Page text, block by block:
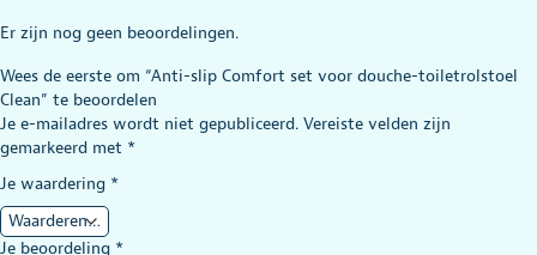
Er zijn nog geen beoordelingen.
Wees de eerste om “Anti-slip Comfort set voor douche-toiletrolstoel
Clean” te beoordelen
Je e-mailadres wordt niet gepubliceerd. Vereiste velden zijn
gemarkeerd met *
Je waardering *
Je beoordeling *